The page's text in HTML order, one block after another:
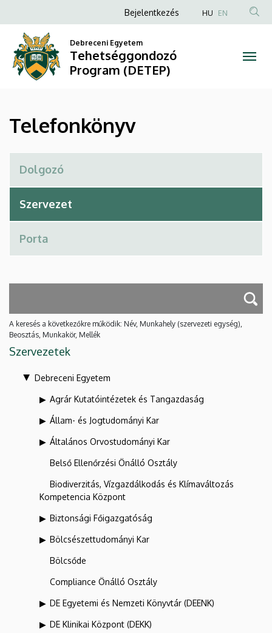
Telefonkönyv
Tehetséggondozó
Program
(DETEP)
a
tartalomra
Anonim
fiók
menüje
Bejelentkezés HU EN
Debreceni Egyetem
Tehetséggondozó
Program (DETEP)
Telefonkönyv
A keresés a következőkre működik: Név, Munkahely (szervezeti egység),
Beosztás, Munkakör, Mellék
Szervezetek
Debreceni Egyetem
Agrár Kutatóintézetek és Tangazdaság
Állam- és Jogtudományi Kar
Általános Orvostudományi Kar
Belső Ellenőrzési Önálló Osztály
Biodiverzitás, Vízgazdálkodás és Klímaváltozás
Kompetencia Központ
Biztonsági Főigazgatóság
Bölcsészettudományi Kar
Bölcsőde
Compliance Önálló Osztály
DE Egyetemi és Nemzeti Könyvtár (DEENK)
DE Klinikai Központ (DEKK)